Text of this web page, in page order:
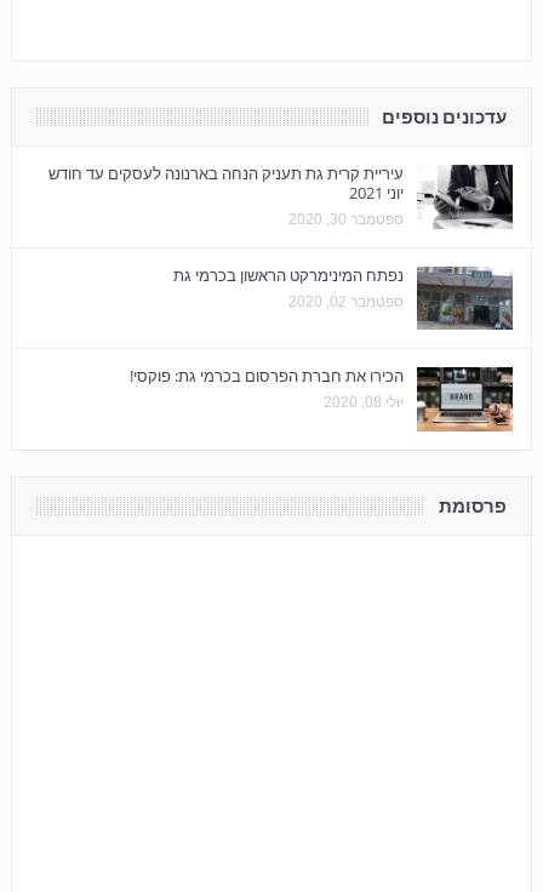
עדכונים נוספים
עיריית קרית גת תעניק הנחה בארנונה לעסקים עד חודש
יוני 2021
ספטמבר 30, 2020
נפתח המינימרקט הראשון בכרמי גת
ספטמבר 02, 2020
הכירו את חברת הפרסום בכרמי גת: פוקסי!
יולי 08, 2020
פרסומת